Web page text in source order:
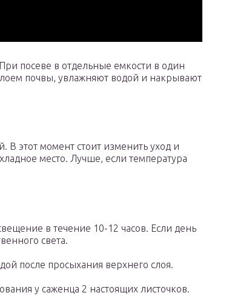
посеве в отдельные емкости в один
почвы, увлажняют водой и накрывают
этот момент стоит изменить уход и
место. Лучше, если температура
в течение 10-12 часов. Если день
света.
после просыхания верхнего слоя.
у саженца 2 настоящих листочков.